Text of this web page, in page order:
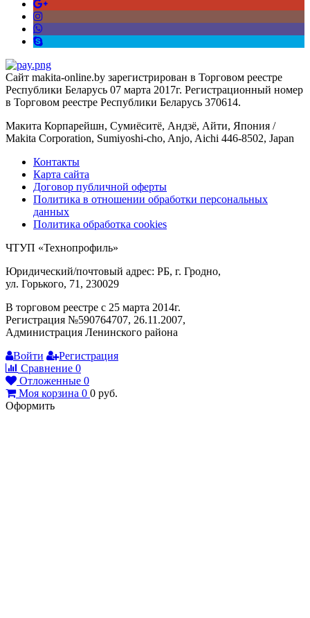
Сайт makita-online.by зарегистрирован в Торговом реестре
Республики Беларусь 07 марта 2017г. Регистрационный номер
в Торговом реестре Республики Беларусь 370614.
Макита Корпарейшн, Сумиёситё, Андзё, Айти, Япония /
Makita Corporation, Sumiyoshi-cho, Anjo, Aichi 446-8502, Japan
Контакты
Карта сайта
Договор публичной оферты
Политика в отношении обработки персональных
данных
Политика обработка cookies
ЧТУП «Технопрофиль»
Юридический/почтовый адрес: РБ, г. Гродно,
ул. Горького, 71, 230029
В торговом реестре с 25 марта 2014г.
Регистрация №590764707, 26.11.2007,
Администрация Ленинского района
Войти
Регистрация
Сравнение 0
Отложенные 0
Моя корзина 0 0 руб.
Оформить